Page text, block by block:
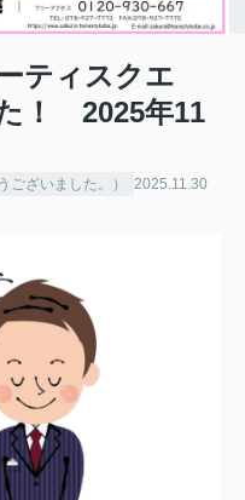
ティスクエ
！ 2025年11
ございました。） 2025.11.30